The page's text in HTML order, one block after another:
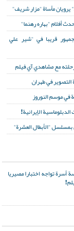
مأساة "مزار شريف"
أفلام "بهاره رهنما"
قريبا في "شير علي
مع مشاهدي آي فيلم
في طهران
الإيرانية!
"الأبطال العشرة"
تواجه اختبارا مصيريا